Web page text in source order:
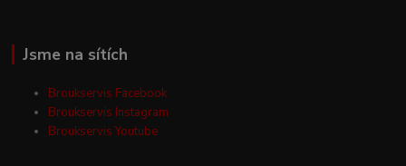
Jsme na sítích
Broukservis Facebook
Broukservis Instagram
Broukservis Youtube